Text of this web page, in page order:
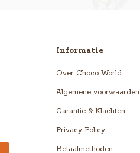
Informatie
Over Choco World
Algemene voorwaarden
Garantie & Klachten
Privacy Policy
Betaalmethoden